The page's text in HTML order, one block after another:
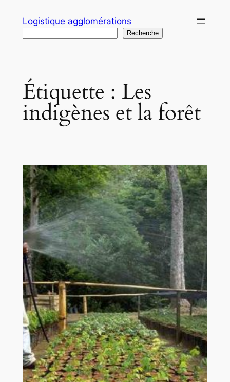
contenu
Logistique agglomérations
Recherche
Étiquette : Les
indigènes et la forêt